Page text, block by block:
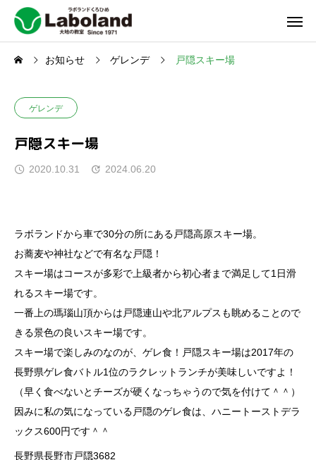
お知らせ ゲレンデ 戸隠スキー場
ゲレンデ
戸隠スキー場
2020.10.31 2024.06.20
ラボランドから車で30分の所にある戸隠高原スキー場。
お蕎麦や神社などで有名な戸隠！
スキー場はコースが多彩で上級者から初心者まで満足して1日滑
れるスキー場です。
一番上の瑪瑙山頂からは戸隠連山や北アルプスも眺めることので
きる景色の良いスキー場です。
スキー場で楽しみのなのが、ゲレ食！戸隠スキー場は2017年の
長野県ゲレ食バトル1位のラクレットランチが美味しいですよ！
（早く食べないとチーズが硬くなっちゃうので気を付けて＾＾）
因みに私の気になっている戸隠のゲレ食は、ハニートーストデラ
ックス600円です＾＾
長野県長野市戸隠3682